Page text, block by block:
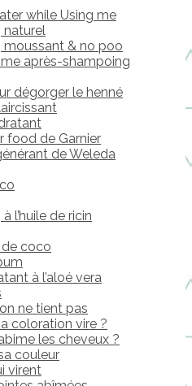
while Using me
naturel
moussant & no poo
après-shampoing
dégorger le henné
food de Garnier
de Weleda
l’huile de ricin
de coco
à l’aloé vera
ne tient pas
coloration vire ?
les cheveux ?
couleur
virent